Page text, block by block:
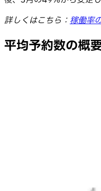
詳しくはこちら：稼働率
平均予約数の概